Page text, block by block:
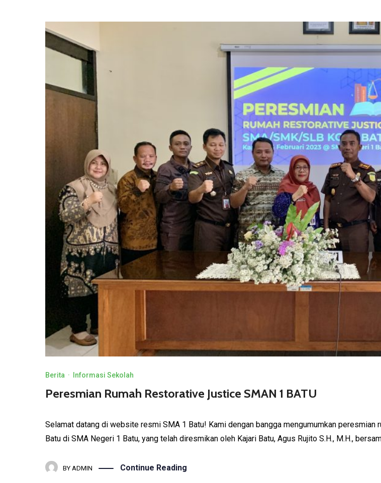
Berita · Informasi Sekolah
Peresmian Rumah Restorative Justice SMAN 1 BATU
Selamat datang di website resmi SMA 1 Batu! Kami dengan bangga mengumumkan
Batu di SMA Negeri 1 Batu, yang telah diresmikan oleh Kajari Batu, Agus Rujito S.H., M.H.,
BY ADMIN Continue Reading